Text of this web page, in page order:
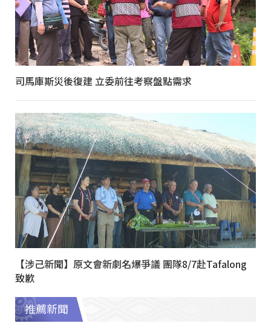
司馬庫斯災後復建 立委前往考察盤點需求
【涉己新聞】原文會新劇名爆爭議 團隊8/7赴Tafalong
致歉
推薦新聞